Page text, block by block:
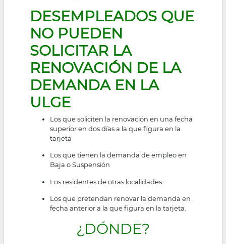
DESEMPLEADOS QUE
NO PUEDEN
SOLICITAR LA
RENOVACIÓN DE LA
DEMANDA EN LA
ULGE
Los que soliciten la renovación en una fecha
superior en dos días a la que figura en la
tarjeta
Los que tienen la demanda de empleo en
Baja o Suspensión
Los residentes de otras localidades
Los que pretendan renovar la demanda en
fecha anterior a la que figura en la tarjeta.
¿DÓNDE?